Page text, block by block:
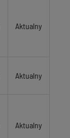
Aktualny
Aktualny
Aktualny